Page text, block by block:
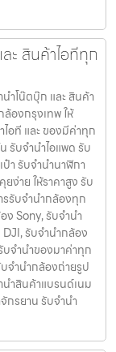
ะ สินค้าไอทีทุก
ำโน๊ตบุ๊ก และ สินค้า
องกรุงเทพ ให้
อที และ ของมีค่าทุก
รับจํานําไอแพด รับ
า รับจํานํานาฬิกา
ง่าย ให้ราคาสูง รับ
รับจำนำกล้องทุก
ง Sony, รับจำนำ
รับจำนำกล้อง
บจำนำของมาค่าทุก
จํานํากล้องถ่ายรูป
นําสินค้าแบรนด์เนม
กรยาน รับจํานํา